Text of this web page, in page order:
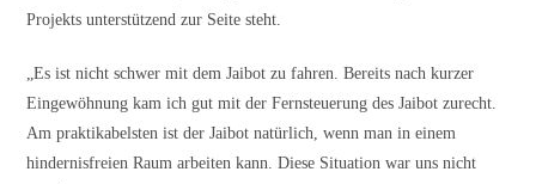
Projekts unterstützend zur Seite steht.
„Es ist nicht schwer mit dem Jaibot zu fahren. Bereits nach kurzer
Eingewöhnung kam ich gut mit der Fernsteuerung des Jaibot zurecht.
Am praktikabelsten ist der Jaibot natürlich, wenn man in einem
hindernisfreien Raum arbeiten kann. Diese Situation war uns nicht